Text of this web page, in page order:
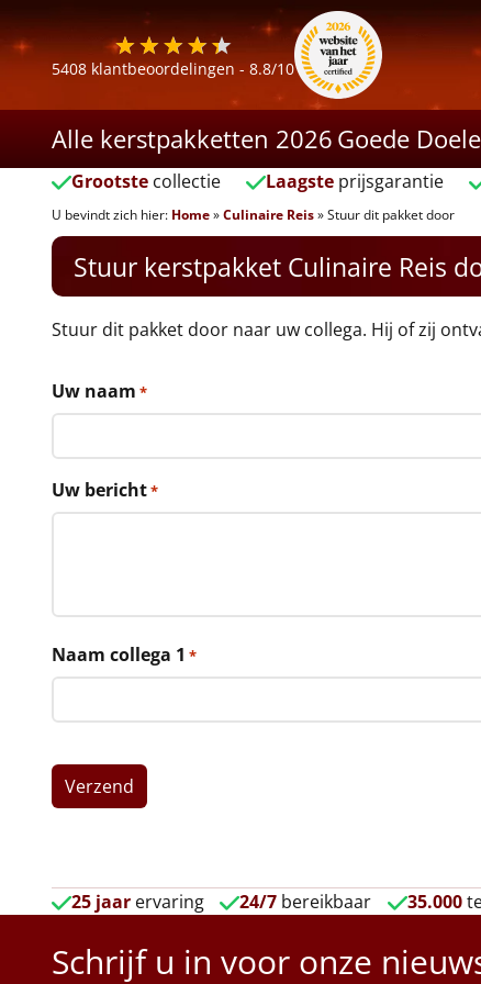
5408 klantbeoordelingen - 8.8/10
Alle kerstpakketten 2026 Goede
Grootste collectie Laagsteprijsgarantie
U bevindt zich hier: Home»Culinaire Reis»Stuur dit pakket door
Stuur kerstpakket Culinaire Reis
Stuur dit pakket door naar uw collega. Hij of zij
Uw naam *
Uw bericht*
Naam collega 1 *
25 jaar ervaring 24/7 bereikbaar 35.000
Schrijf u in voor onze